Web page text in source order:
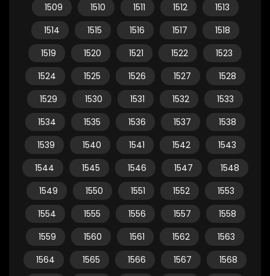
1509
1510 1511 1512
1513
1514
1515 1516 1517
1518
1519
1520 1521 1522
1523
1524
1525 1526 1527
1528
1529
1530 1531 1532
1533
1534
1535 1536 1537
1538
1539
1540 1541 1542
1543
1544
1545 1546 1547
1548
1549
1550 1551 1552
1553
1554
1555 1556 1557
1558
1559
1560 1561 1562
1563
1564
1565 1566 1567
1568